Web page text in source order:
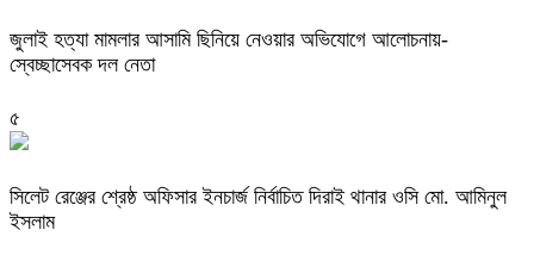
জুলাই হত্যা মামলার আসামি ছিনিয়ে নেওয়ার অভিযোগে আলোচনায়-
স্বেচ্ছাসেবক দল নেতা
৫
‎সিলেট রেঞ্জের শ্রেষ্ঠ অফিসার ইনচার্জ নির্বাচিত দিরাই থানার ওসি মো. আমিনুল
ইসলাম